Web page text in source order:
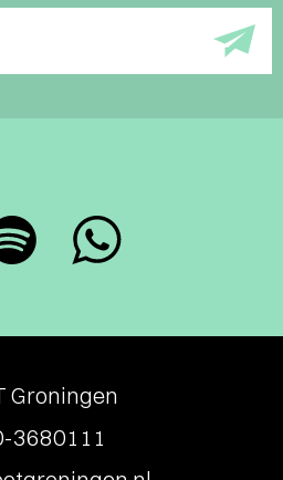
Groningen
3680111